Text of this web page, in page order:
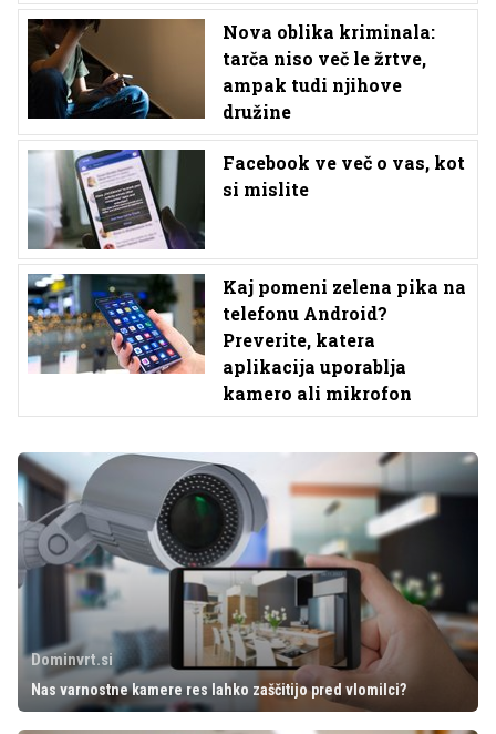
Nova oblika kriminala:
tarča niso več le žrtve,
ampak tudi njihove
družine
Facebook ve več o vas, kot
si mislite
Kaj pomeni zelena pika na
telefonu Android?
Preverite, katera
aplikacija uporablja
kamero ali mikrofon
Dominvrt.si
Nas varnostne kamere res lahko zaščitijo pred vlomilci?